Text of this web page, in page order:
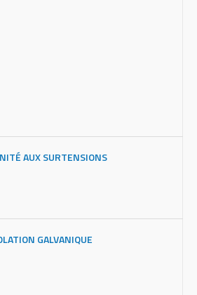
AUX SURTENSIONS
GALVANIQUE